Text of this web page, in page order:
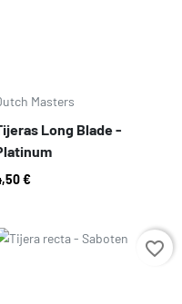
items
Masters
Long Blade -
€
Prix favorite_border